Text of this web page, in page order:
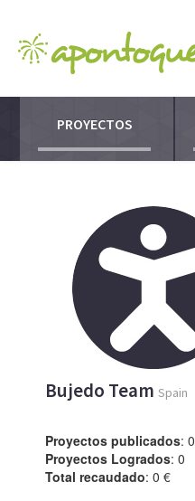
PROYECTOS
Bujedo Team Spain
Proyectos publicados: 0
Proyectos Logrados: 0
Total recaudado: 0 €